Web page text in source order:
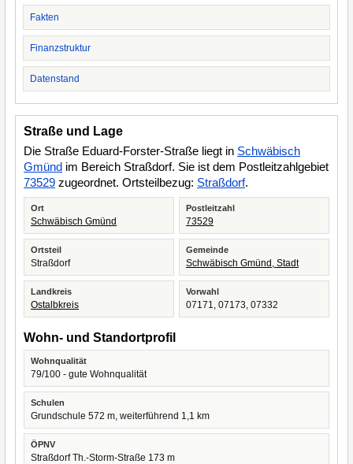
Fakten
Finanzstruktur
Datenstand
Straße und Lage
Die Straße Eduard-Forster-Straße liegt in Schwäbisch
Gmünd im Bereich Straßdorf. Sie ist dem Postleitzahlgebiet
73529 zugeordnet. Ortsteilbezug: Straßdorf.
Ort
Schwäbisch Gmünd
Postleitzahl
73529
Ortsteil
Straßdorf
Gemeinde
Schwäbisch Gmünd, Stadt
Landkreis
Ostalbkreis
Vorwahl
07171, 07173, 07332
Wohn- und Standortprofil
Wohnqualität
79/100 - gute Wohnqualität
Schulen
Grundschule 572 m, weiterführend 1,1 km
ÖPNV
Straßdorf Th.-Storm-Straße 173 m